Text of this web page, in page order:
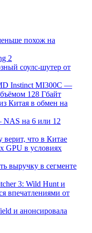
похож на
2
соулс-шутер от
Instinct MI300C —
128 Гбайт
Китая в обмен на
NAS на 6 или 12
верит, что в Китае
GPU в условиях
выручку в сегменте
3: Wild Hunt и
впечатлениями от
и анонсировала